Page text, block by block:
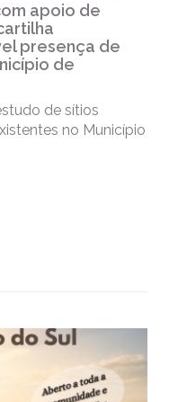
apoio de
presença de
de
de sítios
no Município